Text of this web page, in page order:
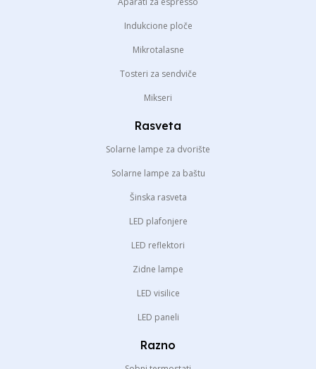
Indukcione ploče
Mikrotalasne
Tosteri za sendviče
Mikseri
Rasveta
Solarne lampe za dvorište
Solarne lampe za baštu
Šinska rasveta
LED plafonjere
LED reflektori
Zidne lampe
LED visilice
LED paneli
Razno